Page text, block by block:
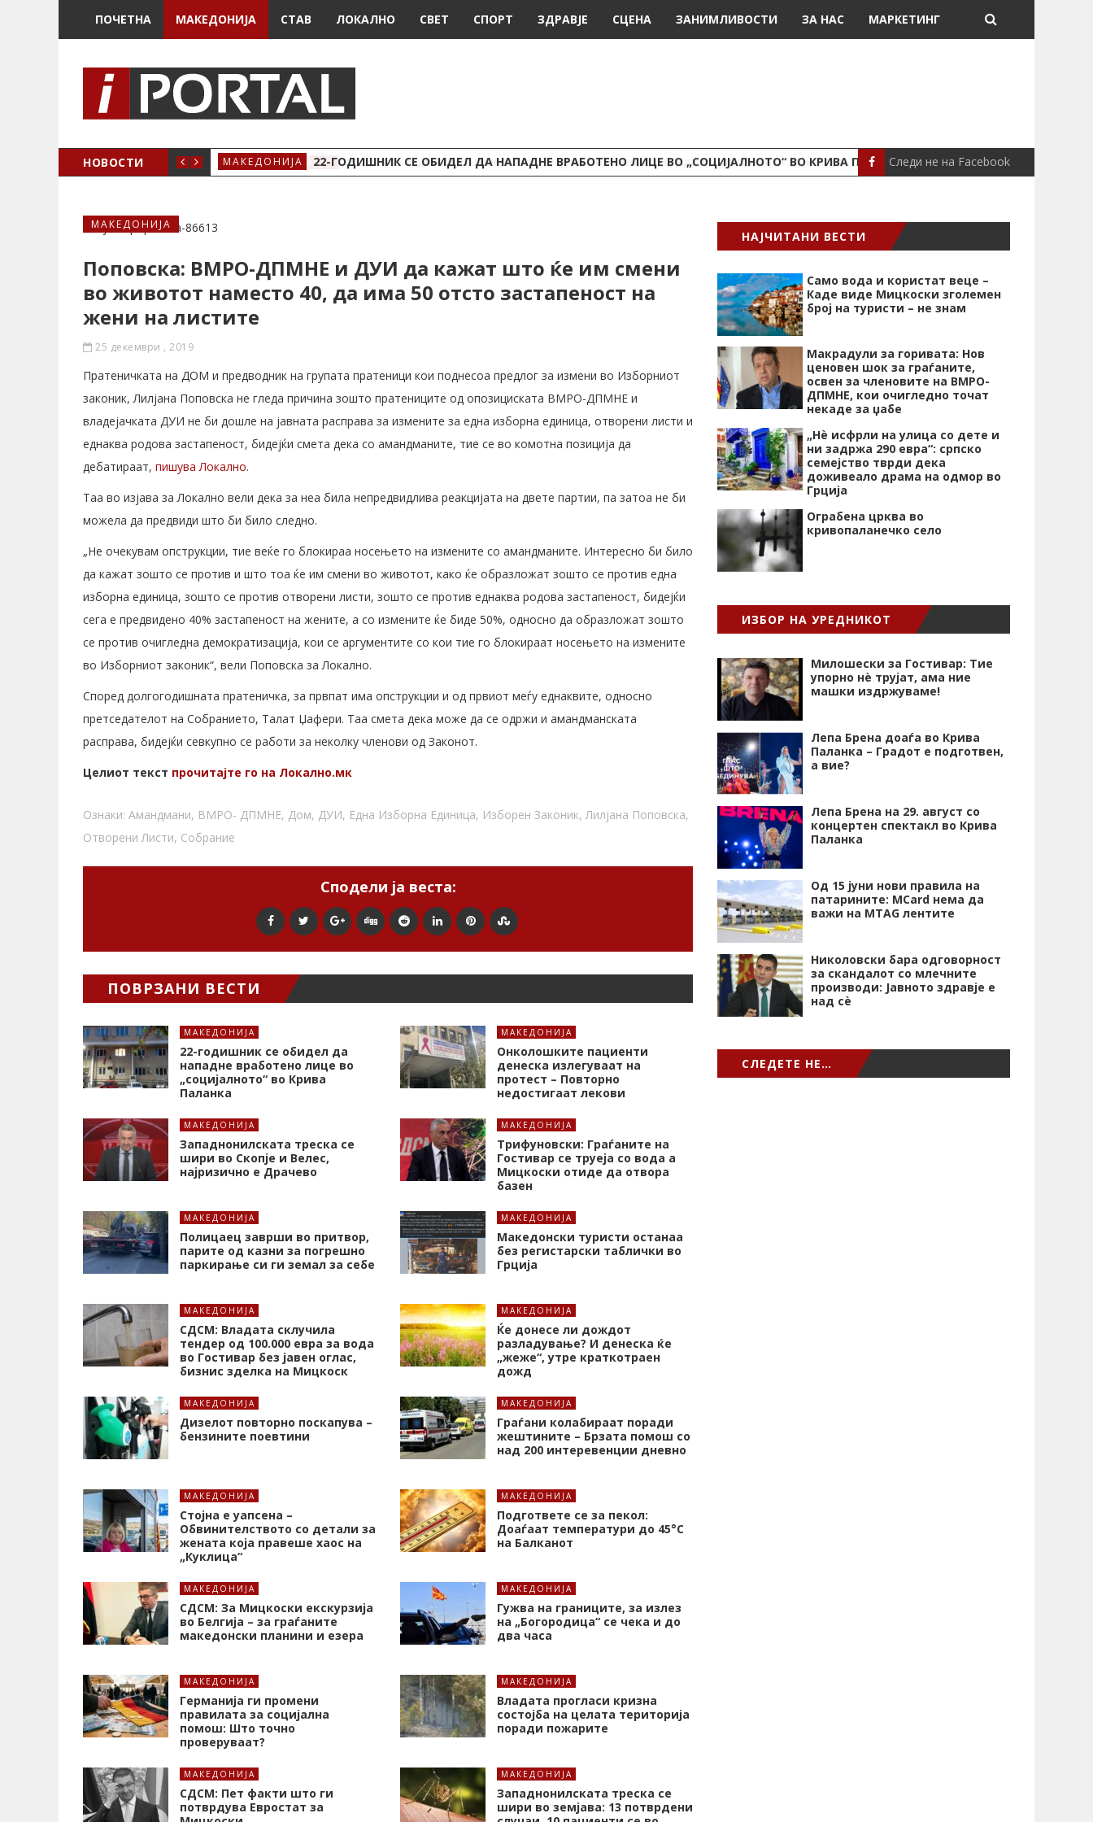
ПОЧЕТНА МАКЕДОНИЈА СТАВ ЛОКАЛНО СВЕТ СПОРТ ЗДРАВЈЕ СЦЕНА ЗАНИМЛИВОСТИ ЗА НАС МАРКЕТИНГ
НОВОСТИ
ЖЕНСКО ЗДРАВЈЕ ВО КРИВА ПАЛАНКА МАКЕДОНИЈА 22-ГОДИШНИК СЕ ОБИДЕЛ ДА НАПАДНЕ ВРАБОТЕНО ЛИЦЕ ВО „СОЦИЈАЛНОТО“ ВО КРИВА ПАЛАНКА ЛОКАЛНО ПОЖАР ВО
Следи не на Facebook
МАКЕДОНИЈА
Поповска: ВМРО-ДПМНЕ и ДУИ да кажат што ќе им смени
во животот наместо 40, да има 50 отсто застапеност на
жени на листите
25 декември , 2019
Пратеничката на ДОМ и предводник на групата пратеници кои поднесоа предлог за измени во Изборниот
законик, Лилјана Поповска не гледа причина зошто пратениците од опозициската ВМРО-ДПМНЕ и
владејачката ДУИ не би дошле на јавната расправа за измените за една изборна единица, отворени листи и
еднаква родова застапеност, бидејќи смета дека со амандманите, тие се во комотна позиција да
дебатираат, пишува Локално.
Таа во изјава за Локално вели дека за неа била непредвидлива реакцијата на двете партии, па затоа не би
можела да предвиди што би било следно.
„Не очекувам опструкции, тие веќе го блокираа носењето на измените со амандманите. Интересно би било
да кажат зошто се против и што тоа ќе им смени во животот, како ќе образложат зошто се против една
изборна единица, зошто се против отворени листи, зошто се против еднаква родова застапеност, бидејќи
сега е предвидено 40% застапеност на жените, а со измените ќе биде 50%, односно да образложат зошто
се против очигледна демократизација, кои се аргументите со кои тие го блокираат носењето на измените
во Изборниот законик“, вели Поповска за Локално.
Според долгогодишната пратеничка, за првпат има опструкции и од првиот меѓу еднаквите, односно
претседателот на Собранието, Талат Џафери. Таа смета дека може да се одржи и амандманската
расправа, бидејќи севкупно се работи за неколку членови од Законот.
Целиот текст прочитајте го на Локално.мк
Ознаки: Амандмани, ВМРО- ДПМНЕ, Дом, ДУИ, Една Изборна Единица, Изборен Законик,Лилјана Поповска,
Отворени Листи, Собрание
Сподели ја веста:
ПОВРЗАНИ ВЕСТИ
МАКЕДОНИЈА
22-годишник се обидел да
нападне вработено лице во
„социјалното“ во Крива
Паланка
МАКЕДОНИЈА
Онколошките пациенти
денеска излегуваат на
протест – Повторно
недостигаат лекови
МАКЕДОНИЈА
Западнонилската треска се
шири во Скопје и Велес,
најризично е Драчево
МАКЕДОНИЈА
Трифуновски: Граѓаните на
Гостивар се труеја со вода а
Мицкоски отиде да отвора
базен
МАКЕДОНИЈА
Полицаец заврши во притвор,
парите од казни за погрешно
паркирање си ги земал за себе
МАКЕДОНИЈА
Македонски туристи останаа
без регистарски таблички во
Грција
МАКЕДОНИЈА
СДСМ: Владата склучила
тендер од 100.000 евра за вода
во Гостивар без јавен оглас,
бизнис зделка на Мицкоск
МАКЕДОНИЈА
Ќе донесе ли дождот
разладување? И денеска ќе
„жеже“, утре краткотраен
дожд
МАКЕДОНИЈА
Дизелот повторно поскапува –
бензините поевтини
МАКЕДОНИЈА
Граѓани колабираат поради
жештините – Брзата помош со
над 200 интеревенции дневно
МАКЕДОНИЈА
Стојна е уапсена –
Обвинителството со детали за
жената која правеше хаос на
„Куклица“
МАКЕДОНИЈА
Подгответе се за пекол:
Доаѓаат температури до 45°C
на Балканот
МАКЕДОНИЈА
СДСМ: За Мицкоски екскурзија
во Белгија – за граѓаните
македонски планини и езера
МАКЕДОНИЈА
Гужва на границите, за излез
на „Богородица“ се чека и до
два часа
МАКЕДОНИЈА
Германија ги промени
правилата за социјална
помош: Што точно
проверуваат?
МАКЕДОНИЈА
Владата прогласи кризна
состојба на целата територија
поради пожарите
МАКЕДОНИЈА
СДСМ: Пет факти што ги
потврдува Евростат за
МАКЕДОНИЈА
Западнонилската треска се
шири во земјава: 13 потврдени
НАЈЧИТАНИ ВЕСТИ
Само вода и користат веце –
Каде виде Мицкоски зголемен
број на туристи – не знам
Макрадули за горивата: Нов
ценовен шок за граѓаните,
освен за членовите на ВМРО-
ДПМНЕ, кои очигледно точат
некаде за џабе
„Нѐ исфрли на улица со дете и
ни задржа 290 евра“: српско
семејство тврди дека
доживеало драма на одмор во
Грција
Ограбена црква во
кривопаланечко село
ИЗБОР НА УРЕДНИКОТ
Милошески за Гостивар: Тие
упорно нѐ трујат, ама ние
машки издржуваме!
Лепа Брена доаѓа во Крива
Паланка – Градот е подготвен,
а вие?
Лепа Брена на 29. август со
концертен спектакл во Крива
Паланка
Од 15 јуни нови правила на
патарините: MCard нема да
важи на MTAG лентите
Николовски бара одговорност
за скандалот со млечните
производи: Јавното здравје е
над сѐ
СЛЕДЕТЕ НЕ…